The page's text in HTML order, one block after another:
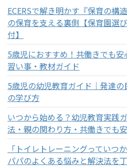
ECERSで解き明かす『保育の構
の保育を支える裏側【保育園選
付】
5歳児におすすめ！共働きでも
習い事・教材ガイド
5歳児の幼児教育ガイド｜発達
の学び方
いつから始める？幼児教育実践
法・親の関わり方・共働きでも
「トイレトレーニングっていつ
パパのよくある悩みと解決法を